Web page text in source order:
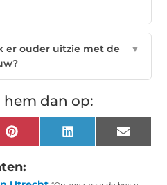
er ouder uitzie met de
▼
hem dan op:
Pinterest LinkedIn Email